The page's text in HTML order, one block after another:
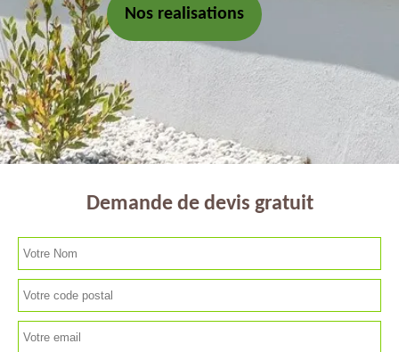
Nos realisations
Demande de devis gratuit